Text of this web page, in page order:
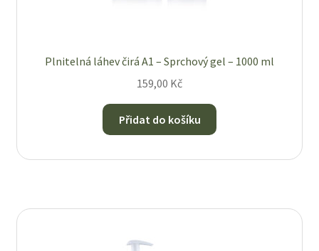
Plnitelná láhev čirá A1 – Sprchový gel – 1000 ml
159,00 Kč
Přidat do košíku